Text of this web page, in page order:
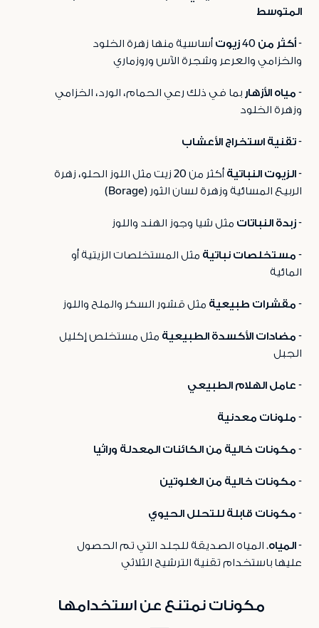
المتوسط
- أكثر من 40 زيوت
أساسية منها زهرة الخلود
والخزامي والعرعر وشجرة الآس وروزماري
- مياه الأزهار بما في ذلك رعي الحمام، الورد، الخزامي
وزهرة الخلود
- تقنية استخراج الأعشاب
- الزيوت النباتية
أكثر من 20 زيت مثل اللوز الحلو، زهرة
الربيع المسائية وزهرة لسان الثور (
Borage
)
- زبدة النباتات مثل شيا وجوز الهند واللوز
- مستخلصات نباتية مثل المستخلصات الزيتية أو
المائية
- مقشرات طبيعية مثل قشور السكر والملح واللوز
- مضادات الأكسدة الطبيعية مثل مستخلص إكليل
الجبل
- عامل الهلام الطبيعي
- ملونات معدنية
- مكونات خالية من الكائنات المعدلة وراثيا
- مكونات خالية من الغلوتين
- مكونات قابلة للتحلل الحيوي
- المياه. المياه الصديقة للجلد التي تم الحصول
عليها باستخدام تقنية الترشيح الثلاثي
مكونات نمتنع عن استخدامها